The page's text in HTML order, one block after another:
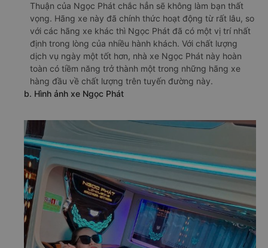
Thuận của Ngọc Phát chắc hẳn sẽ không làm bạn thất
vọng. Hãng xe này đã chính thức hoạt động từ rất lâu, so
với các hãng xe khác thì Ngọc Phát đã có một vị trí nhất
định trong lòng của nhiều hành khách. Với chất lượng
dịch vụ ngày một tốt hơn, nhà xe Ngọc Phát này hoàn
toàn có tiềm năng trở thành một trong những hãng xe
hàng đầu về chất lượng trên tuyến đường này.
b. Hình ảnh xe Ngọc Phát